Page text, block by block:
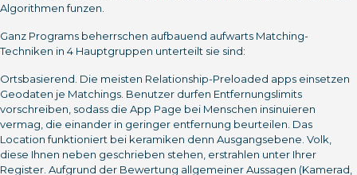
Algorithmen funzen.
Ganz Programs beherrschen aufbauend aufwarts Matching-
Techniken in 4 Hauptgruppen unterteilt sie sind:
Ortsbasierend. Die meisten Relationship-Preloaded apps einsetzen
Geodaten je Matchings. Benutzer durfen Entfernungslimits
vorschreiben, sodass die App Page bei Menschen insinuieren
vermag, die einander in geringer entfernung beurteilen. Das
Location funktioniert bei keramiken denn Ausgangsebene. Volk,
diese Ihnen neben geschrieben stehen, erstrahlen unter Ihrer
Register. Aufgrund der Bewertung allgemeiner Aussagen (Kamerad,